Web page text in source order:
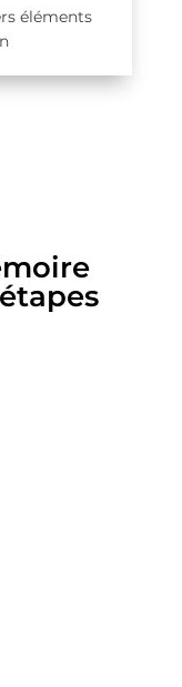
éléments